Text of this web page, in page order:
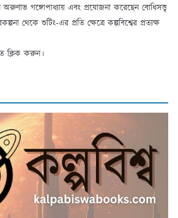
অরুণাভ গঙ্গোপাধ্যায় এবং প্রযোজনা করেছেন বোধিসত্ত্ব
থেকে শুটিং-এর প্রতি ক্ষেত্রে কল্পবিশ্বের প্রত্যক্ষ
ক্লিক করুন।